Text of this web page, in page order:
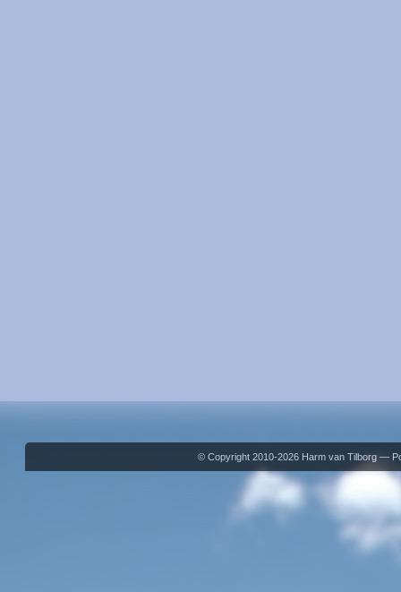
© Copyright 2010-2026 Harm van Tilborg —